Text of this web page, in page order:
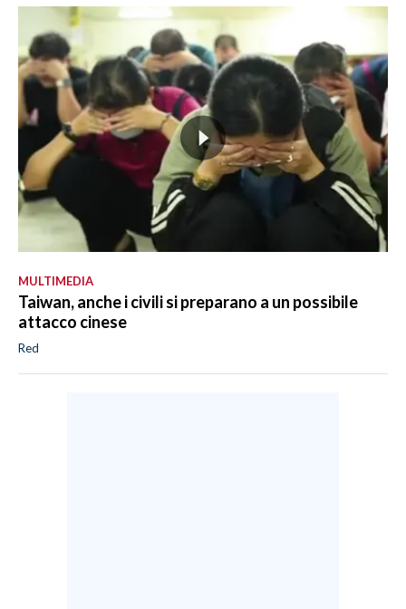
MULTIMEDIA
Taiwan, anche i civili si preparano a un possibile
attacco cinese
Red